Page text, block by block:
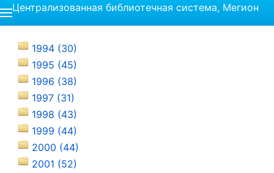
Централизованная библиотечная система, Мегион
1994 (30)
1995 (45)
1996 (38)
1997 (31)
1998 (43)
1999 (44)
2000 (44)
2001 (52)